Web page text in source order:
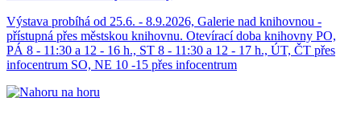
Výstava probíhá od 25.6. - 8.9.2026, Galerie nad knihovnou -
přístupná přes městskou knihovnu. Otevírací doba knihovny PO,
PÁ 8 - 11:30 a 12 - 16 h., ST 8 - 11:30 a 12 - 17 h., ÚT, ČT přes
infocentrum SO, NE 10 -15 přes infocentrum